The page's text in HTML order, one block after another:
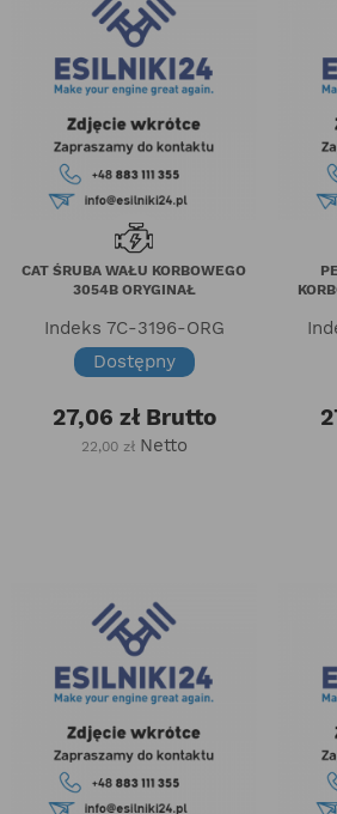
CAT ŚRUBA WAŁU KORBOWEGO
3054B ORYGINAŁ
Indeks 7C-3196-ORG
Dostępny
27,06 złBrutto
22,00 zł Netto